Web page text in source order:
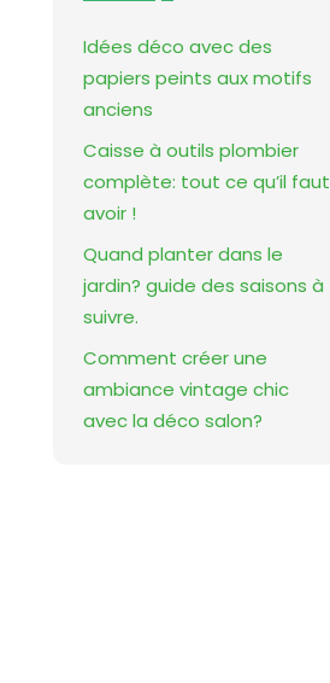
Idées déco avec des
papiers peints aux motifs
anciens
Caisse à outils plombier
complète: tout ce qu’il faut
avoir !
Quand planter dans le
jardin? guide des saisons à
suivre.
Comment créer une
ambiance vintage chic
avec la déco salon?